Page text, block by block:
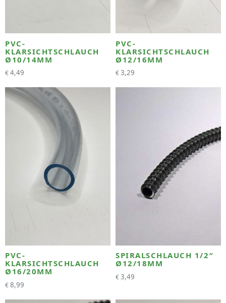
PVC-
KLARSICHTSCHLAUCH
Ø10/14MM
€4,49
PVC-
KLARSICHTSCHLAUCH
Ø12/16MM
€3,29
PVC-
KLARSICHTSCHLAUCH
Ø16/20MM
€8,99
SPIRALSCHLAUCH 1/2″
Ø12/18MM
€3,49